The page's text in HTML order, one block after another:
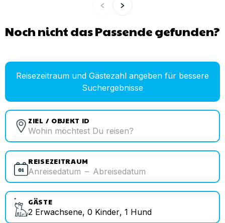
Noch nicht das Passende gefunden?
Reisezeitraum und Gästezahl angeben für bessere
Suchergebnisse
ZIEL / OBJEKT ID
REISEZEITRAUM
Anreisedatum – Abreisedatum
GÄSTE
2 Erwachsene, 0 Kinder, 1 Hund